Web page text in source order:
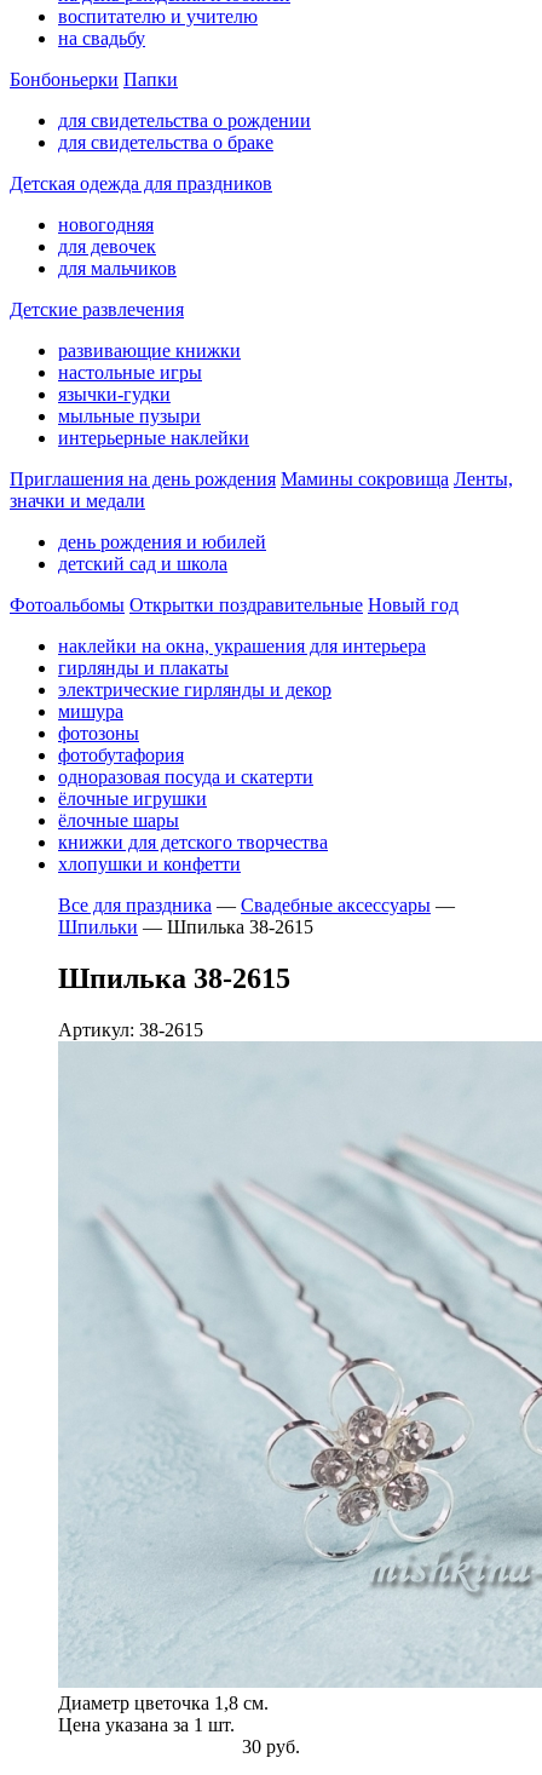
воспитателю и учителю
на свадьбу
Бонбоньерки Папки
для свидетельства о рождении
для свидетельства о браке
Детская одежда для праздников
новогодняя
для девочек
для мальчиков
Детские развлечения
развивающие книжки
настольные игры
язычки-гудки
мыльные пузыри
интерьерные наклейки
Приглашения на день рождения Мамины сокровища Ленты,
значки и медали
день рождения и юбилей
детский сад и школа
Фотоальбомы Открытки поздравительные Новый год
наклейки на окна, украшения для интерьера
гирлянды и плакаты
электрические гирлянды и декор
мишура
фотозоны
фотобутафория
одноразовая посуда и скатерти
ёлочные игрушки
ёлочные шары
книжки для детского творчества
хлопушки и конфетти
Все для праздника — Свадебные аксессуары —
Шпильки — Шпилька 38-2615
Шпилька 38-2615
Артикул: 38-2615
Диаметр цветочка 1,8 см.
Цена указана за 1 шт.
30 руб.